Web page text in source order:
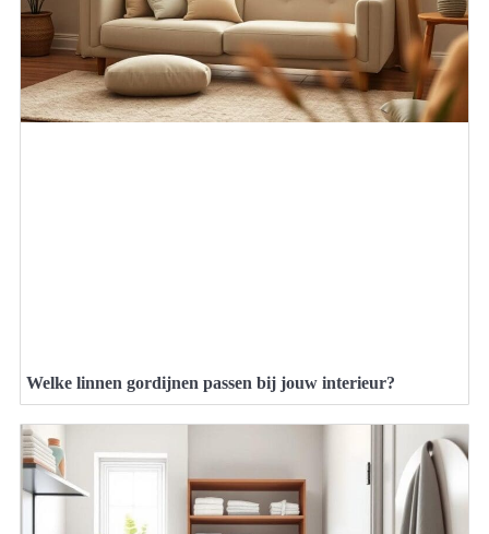
Welke linnen gordijnen passen bij jouw interieur?